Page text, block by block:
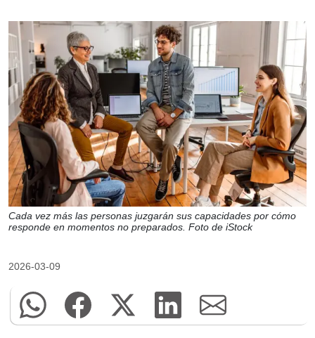
Cada vez más las personas juzgarán sus capacidades por cómo
responde en momentos no preparados. Foto de iStock
2026-03-09